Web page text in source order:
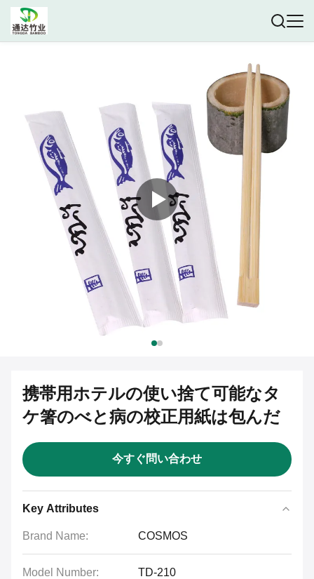
携帯用ホテルの使い捨て可能なタ
ケ箸のべと病の校正用紙は包んだ
今すぐ問い合わせ
Key Attributes
Brand Name: COSMOS
Model Number: TD-210